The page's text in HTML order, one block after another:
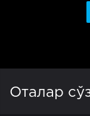
Оталар